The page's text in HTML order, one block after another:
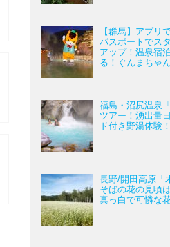
【群馬】アプリ
パスポートでス
アップ！温泉宿
る！ぐんまちゃ
福島・沼尻温泉
ツアー！湧出量
ド付き野湯体験
長野/開田高原「
そばの花の見頃
真っ白で可憐な